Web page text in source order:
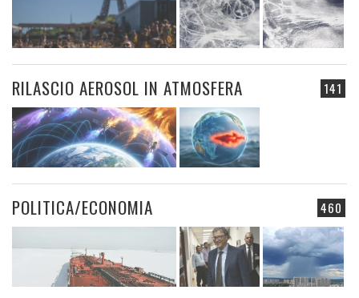
141
RILASCIO AEROSOL IN ATMOSFERA
460
POLITICA/ECONOMIA